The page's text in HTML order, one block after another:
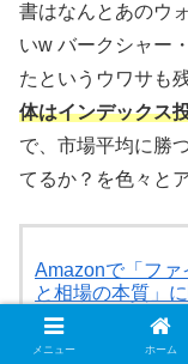
書はなんとあのウ
いw バークシャー
たというウワサも
体はインデックス
で、市場平均に勝
てるか？を色々と
Amazonで「フ
と相場の本質」
メニュー ホーム